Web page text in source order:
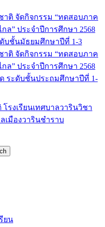
าติ จัดกิจกรรม “ทดสอบภาค
ล” ประจำปีการศึกษา 2568
บชั้นมัธยมศึกษาปีที่ 1-3
าติ จัดกิจกรรม “ทดสอบภาค
ล” ประจำปีการศึกษา 2568
ระดับชั้นประถมศึกษาปีที่ 1-
โรงเรียนเทศบาลวารินวิชา
เมืองวารินชำราบ
ยน